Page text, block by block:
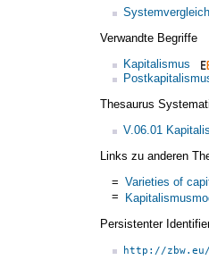
Systemvergleich
Verwandte Begriffe
Kapitalismus
Thesaurus
V.06.01
Links zu anderen
= Varieties of
=
Persistenter
http://